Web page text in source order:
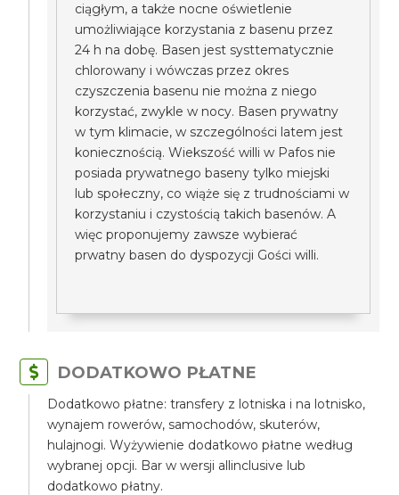
ciągłym, a także nocne oświetlenie
umożliwiające korzystania z basenu przez
24 h na dobę. Basen jest systtematycznie
chlorowany i wówczas przez okres
czyszczenia basenu nie można z niego
korzystać, zwykle w nocy. Basen prywatny
w tym klimacie, w szczególności latem jest
koniecznością. Wiekszość willi w Pafos nie
posiada prywatnego baseny tylko miejski
lub społeczny, co wiąże się z trudnościami w
korzystaniu i czystością takich basenów. A
więc proponujemy zawsze wybierać
prwatny basen do dyspozycji Gości willi.
DODATKOWO PŁATNE
Dodatkowo płatne: transfery z lotniska i na lotnisko,
wynajem rowerów, samochodów, skuterów,
hulajnogi. Wyżywienie dodatkowo płatne według
wybranej opcji. Bar w wersji allinclusive lub
dodatkowo płatny.